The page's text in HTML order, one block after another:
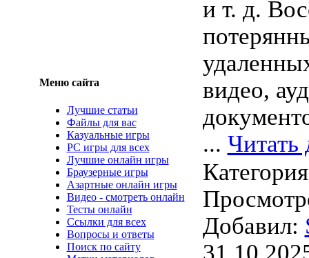
Меню сайта
Лучшие статьи
Файлы для вас
Казуальные игры
PC игры для всех
Лучшие онлайн игры
Браузерные игры
Азартные онлайн игры
Видео - смотреть онлайн
Тесты онлайн
Ссылки для всех
Вопросы и ответы
Поиск по сайту
и т. д.
видео,
... Читать
Добавил: